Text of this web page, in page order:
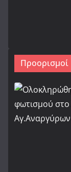
Προορισμοί